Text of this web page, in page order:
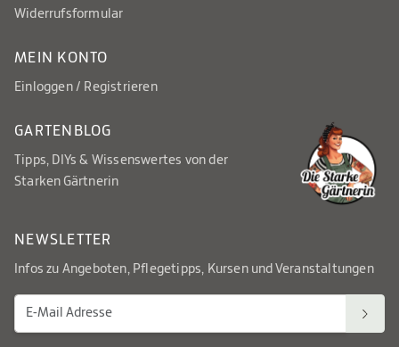
Widerrufsformular
MEIN KONTO
Einloggen / Registrieren
GARTENBLOG
Tipps, DIYs & Wissenswertes von der
Starken Gärtnerin
NEWSLETTER
Infos zu Angeboten, Pflegetipps, Kursen und Veranstaltungen